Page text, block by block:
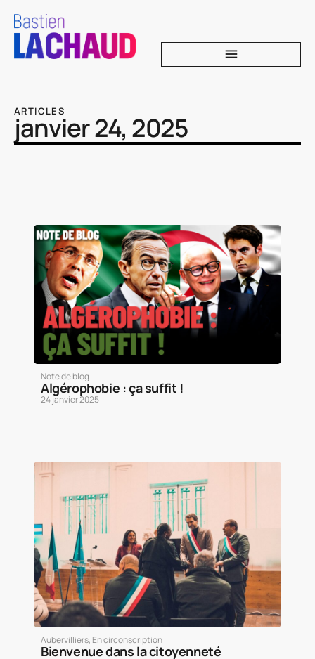
ARTICLES
janvier 24, 2025
Note de blog
Algérophobie : ça suffit !
24 janvier 2025
Aubervilliers, En circonscription
Bienvenue dans la citoyenneté